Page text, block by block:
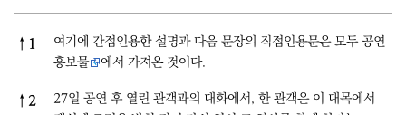
References
↑ 1 여기에 간접인용한 설명과 다음 문장의 직접인용문은 모두공연
홍보물
에서 가져온 것이다.
↑ 2
27일 공연 후 열린 관객과의 대화에서, 한 관객은 이 대목에서